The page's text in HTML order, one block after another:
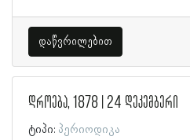
დაწვრილებით
დროება, 1878 | 24 დეკემბერი
ტიპი: პერიოდიკა